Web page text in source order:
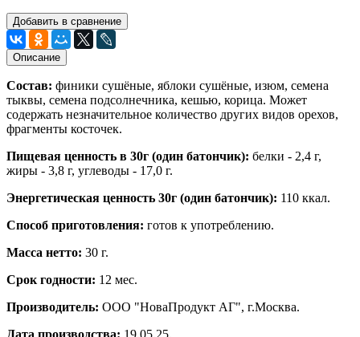
Добавить в сравнение
Описание
Состав: финики сушёные, яблоки сушёные, изюм, семена
тыквы, семена подсолнечника, кешью, корица. Может
содержать незначительное количество других видов орехов,
фрагменты косточек.
Пищевая ценность в 30г (один батончик): белки - 2,4 г,
жиры - 3,8 г, углеводы - 17,0 г.
Энергетическая ценность 30г (один батончик): 110 ккал.
Способ приготовления: готов к употреблению.
Масса нетто: 30 г.
Срок годности: 12 мес.
Производитель: ООО "НоваПродукт АГ", г.Москва.
Дата производства: 19.05.25.